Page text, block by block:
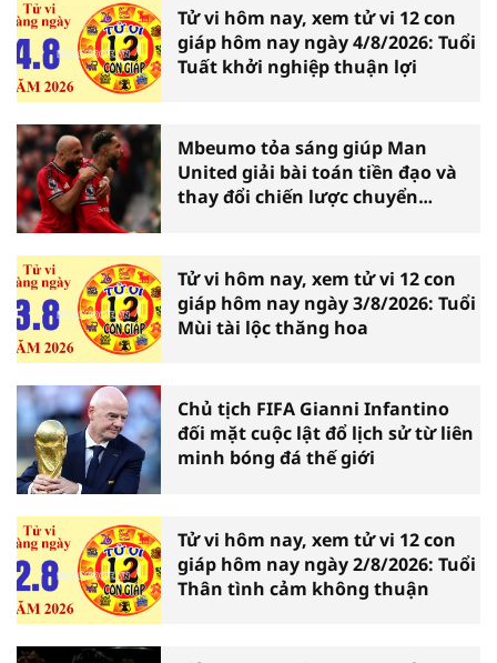
Tử vi hôm nay, xem tử vi 12 con
giáp hôm nay ngày 4/8/2026: Tuổi
Tuất khởi nghiệp thuận lợi
Mbeumo tỏa sáng giúp Man
United giải bài toán tiền đạo và
thay đổi chiến lược chuyển
Tử vi hôm nay, xem tử vi 12 con
giáp hôm nay ngày 3/8/2026: Tuổi
Mùi tài lộc thăng hoa
Chủ tịch FIFA Gianni Infantino
đối mặt cuộc lật đổ lịch sử từ liên
minh bóng đá thế giới
Tử vi hôm nay, xem tử vi 12 con
giáp hôm nay ngày 2/8/2026: Tuổi
Thân tình cảm không thuận